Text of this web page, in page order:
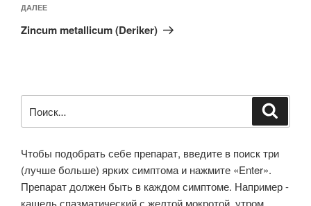
Следующая
запись
ДАЛЕЕ
Zincum metallicum (Deriker)
Чтобы подобрать себе препарат, введите в поиск три
(лучше больше) ярких симптома и нажмите «Enter».
Препарат должен быть в каждом симптоме. Например -
кашель спазматический с желтой мокротой, утром...